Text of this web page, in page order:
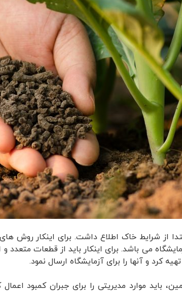
از شرایط خاک اطلاع داشت. برای اینکار روش
می باشد. برای اینکار باید از قطعات متعدد
کرد و آنها را برای آزمایشگاه ارسال نمود.
موارد مدیریتی را برای جبران کمبود اعمال